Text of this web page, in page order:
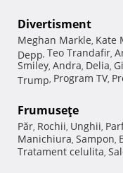
Divertisment
Meghan Markle, Kate
Depp, Teo Trandafir,
Smiley, Andra, Delia,
Trump, Program TV,
Frumuseţe
Păr, Rochii, Unghii,
Manichiura, Sampon,
Tratament celulita,